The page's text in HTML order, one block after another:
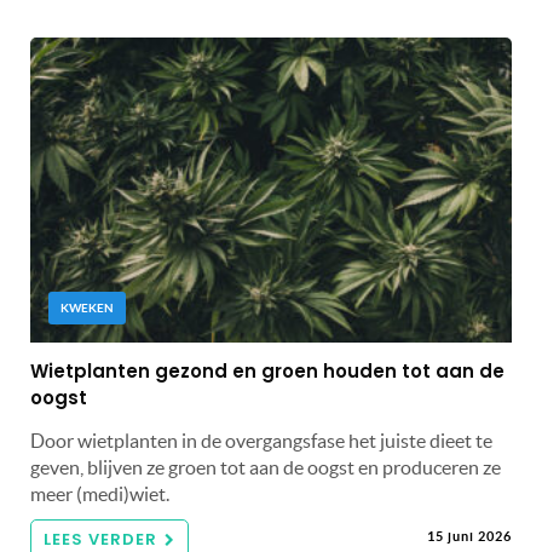
KWEKEN
Wietplanten gezond en groen houden tot aan de
oogst
Door wietplanten in de overgangsfase het juiste dieet te
geven, blijven ze groen tot aan de oogst en produceren ze
meer (medi)wiet.
LEES VERDER 15 juni 2026